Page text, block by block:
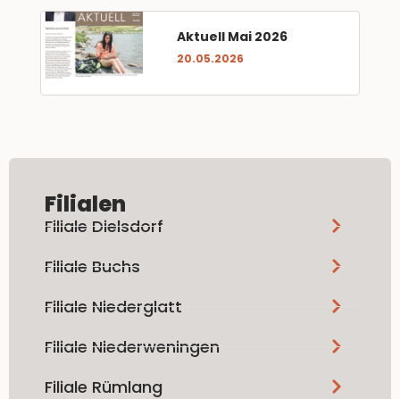
Aktuell Mai 2026
20.05.2026
Filialen
Filiale Dielsdorf
Filiale Buchs
Filiale Niederglatt
Filiale Niederweningen
Filiale Rümlang